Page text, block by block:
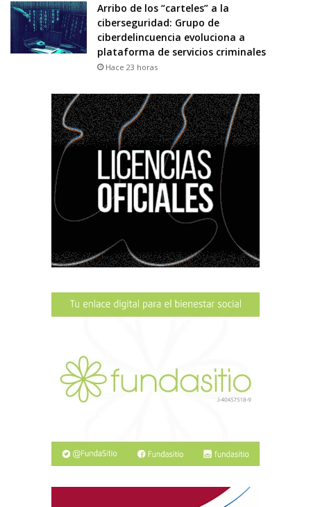
Arribo de los “carteles” a la
ciberseguridad: Grupo de
ciberdelincuencia evoluciona a
plataforma de servicios criminales
Hace 23 horas